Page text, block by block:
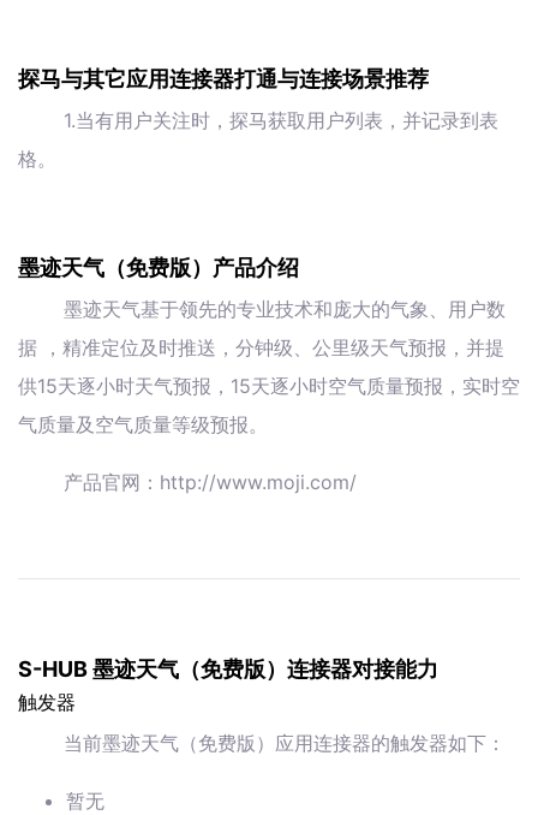
探马与其它应用连接器打通与连接场景推荐
1.当有用户关注时，探马获取用户列表，并记录到表
格。
墨迹天气（免费版）产品介绍
墨迹天气基于领先的专业技术和庞大的气象、用户数
据 ，精准定位及时推送，分钟级、公里级天气预报，并提
供15天逐小时天气预报，15天逐小时空气质量预报，实时空
气质量及空气质量等级预报。
产品官网：http://www.moji.com/
S-HUB 墨迹天气（免费版）连接器对接能力
触发器
当前墨迹天气（免费版）应用连接器的触发器如下：
暂无